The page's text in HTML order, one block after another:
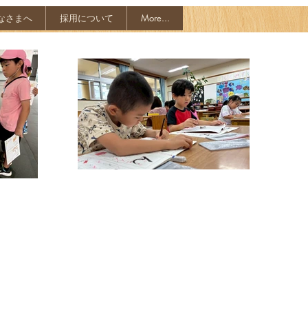
さまへ 採用について More...